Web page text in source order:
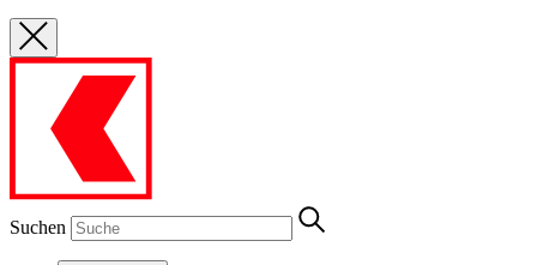
Suchen